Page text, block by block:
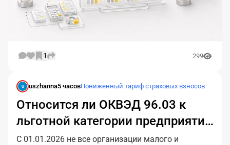
1 299
U uszhanna5 часовПониженный тариф страховых взносов
Относится ли ОКВЭД 96.03 к
льготной категории предприятий
с применением пониженного
С 01.01.2026 не все организации малого и